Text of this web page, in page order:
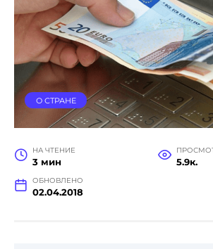
О СТРАНЕ
НА ЧТЕНИЕ
3 мин 5.9к.
ОБНОВЛЕНО
02.04.2018